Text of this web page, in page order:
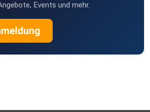
Events und mehr.